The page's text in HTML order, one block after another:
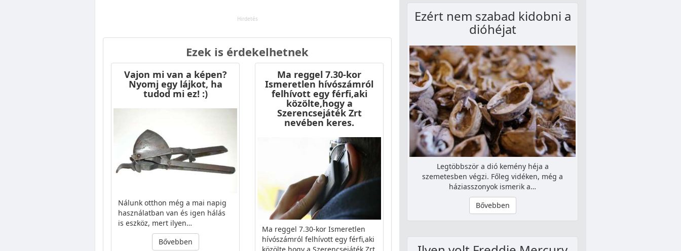
Ezek is érdekelhetnek
Vajon mi van a képen?
Nyomj egy lájkot, ha
tudod mi ez! :)
Nálunk otthon még a mai napig
használatban van és igen hálás
is eszköz, mert ilyen…
Bővebben
Ma reggel 7.30-kor
Ismeretlen hívószámról
felhívott egy férfi,aki
közölte,hogy a
Szerencsejáték Zrt
nevében keres.
Ma reggel 7.30-kor Ismeretlen
hívószámról felhívott egy férfi,aki
Ezért nem szabad kidobni a
dióhéjat
Legtöbbször a dió kemény héja a
szemetesben végzi. Főleg vidéken, még a
háziasszonyok ismerik a…
Bővebben